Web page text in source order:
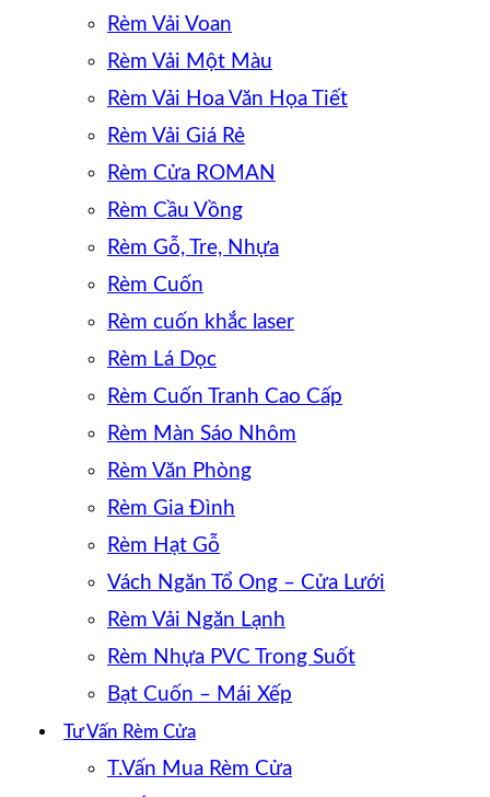
Rèm Vải Voan
Rèm Vải Một Màu
Rèm Vải Hoa Văn Họa Tiết
Rèm Vải Giá Rẻ
Rèm Cửa ROMAN
Rèm Cầu Vồng
Rèm Gỗ, Tre, Nhựa
Rèm Cuốn
Rèm cuốn khắc laser
Rèm Lá Dọc
Rèm Cuốn Tranh Cao Cấp
Rèm Màn Sáo Nhôm
Rèm Văn Phòng
Rèm Gia Đình
Rèm Hạt Gỗ
Vách Ngăn Tổ Ong – Cửa Lưới
Rèm Vải Ngăn Lạnh
Rèm Nhựa PVC Trong Suốt
Bạt Cuốn – Mái Xếp
Tư Vấn Rèm Cửa
T.Vấn Mua Rèm Cửa